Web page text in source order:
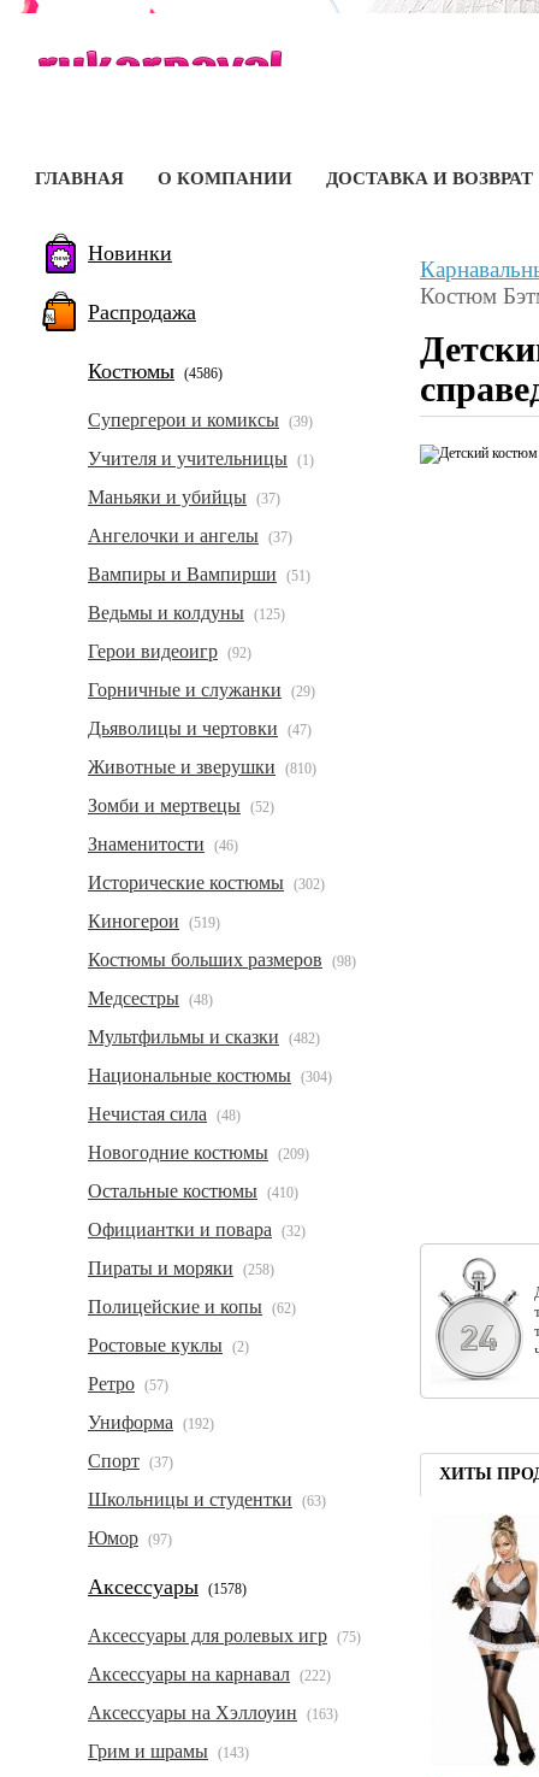
ГЛАВНАЯ О КОМПАНИИ ДОСТАВКА И ВОЗВРАТ
Новинки
Распродажа
Костюмы (4586)
Супергерои и комиксы (39)
Учителя и учительницы (1)
Маньяки и убийцы (37)
Ангелочки и ангелы (37)
Вампиры и Вампирши (51)
Ведьмы и колдуны (125)
Герои видеоигр (92)
Горничные и служанки (29)
Дьяволицы и чертовки (47)
Животные и зверушки (810)
Зомби и мертвецы (52)
Знаменитости (46)
Исторические костюмы (302)
Киногерои (519)
Костюмы больших размеров (98)
Медсестры (48)
Мультфильмы и сказки (482)
Национальные костюмы (304)
Нечистая сила (48)
Новогодние костюмы (209)
Остальные костюмы (410)
Официантки и повара (32)
Пираты и моряки (258)
Полицейские и копы (62)
Ростовые куклы (2)
Ретро (57)
Униформа (192)
Спорт (37)
Школьницы и студентки (63)
Юмор (97)
Аксессуары (1578)
Аксессуары для ролевых игр (75)
Аксессуары на карнавал (222)
Аксессуары на Хэллоуин (163)
Грим и шрамы (143)
Костюм
ХИТЫ